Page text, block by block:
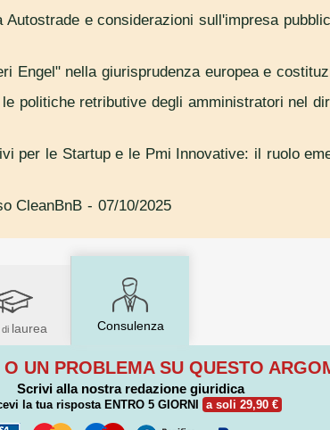
e considerazioni sull'impresa
Engel" nella giurisprudenza europea e
politiche retributive degli amministratori nel
per le Startup e le Pmi Innovative: il ruolo
CleanBnB - 07/10/2025
di laurea Consulenza
UN PROBLEMA SU QUESTO
Scrivi alla nostra redazione giuridica
la tua risposta ENTRO 5 GIORNI a soli 29,90 €